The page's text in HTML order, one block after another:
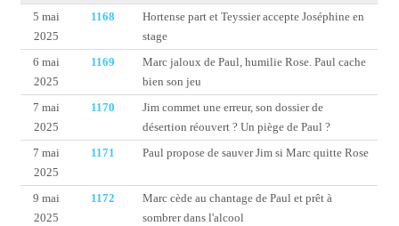
5 mai
2025
1168
Hortense part et Teyssier accepte Joséphine en
stage
6 mai
2025
1169
Marc jaloux de Paul, humilie Rose. Paul cache
bien son jeu
7 mai
2025
1170
Jim commet une erreur, son dossier de
désertion réouvert ? Un piège de Paul ?
7 mai
2025
1171 Paul propose de sauver Jim si Marc quitte Rose
9 mai
2025
1172
Marc cède au chantage de Paul et prêt à
sombrer dans l'alcool